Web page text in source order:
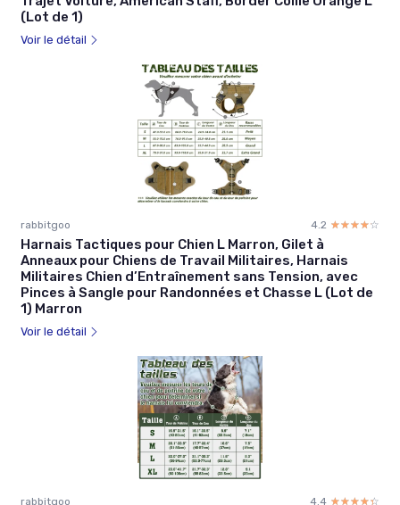
(Lot de 1)
Voir le détail
rabbitgoo 4.2 ☆☆☆☆☆
★★★★★
Harnais Tactiques pour Chien L Marron, Gilet à
Anneaux pour Chiens de Travail Militaires, Harnais
Militaires Chien d’Entraînement sans Tension, avec
Pinces à Sangle pour Randonnées et Chasse L (Lot de
1) Marron
Voir le détail
rabbitgoo 4.4 ☆☆☆☆☆
★★★★★